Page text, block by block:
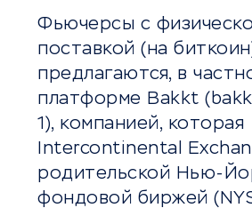
Фьючерсы с
поставкой (на
предлагаются, в
платформе Bakkt
1), компанией, которая
Intercontinental
родительской Нью-
фондовой биржей